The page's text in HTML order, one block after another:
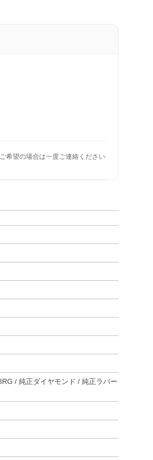
希望の場合は一度ご連絡ください
/ 純正ダイヤモンド / 純正ラバー